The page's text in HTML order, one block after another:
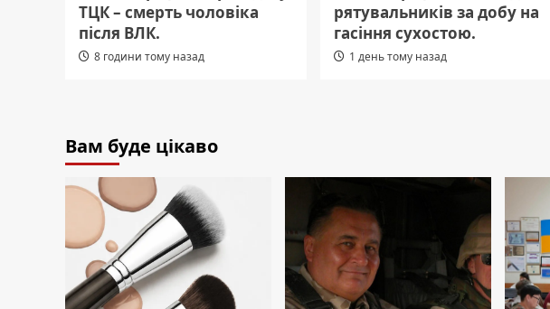
ТЦК – смерть чоловіка
після ВЛК.
8 години тому назад
рятувальників за добу на
гасіння сухостою.
1 день тому назад
Вам буде цікаво